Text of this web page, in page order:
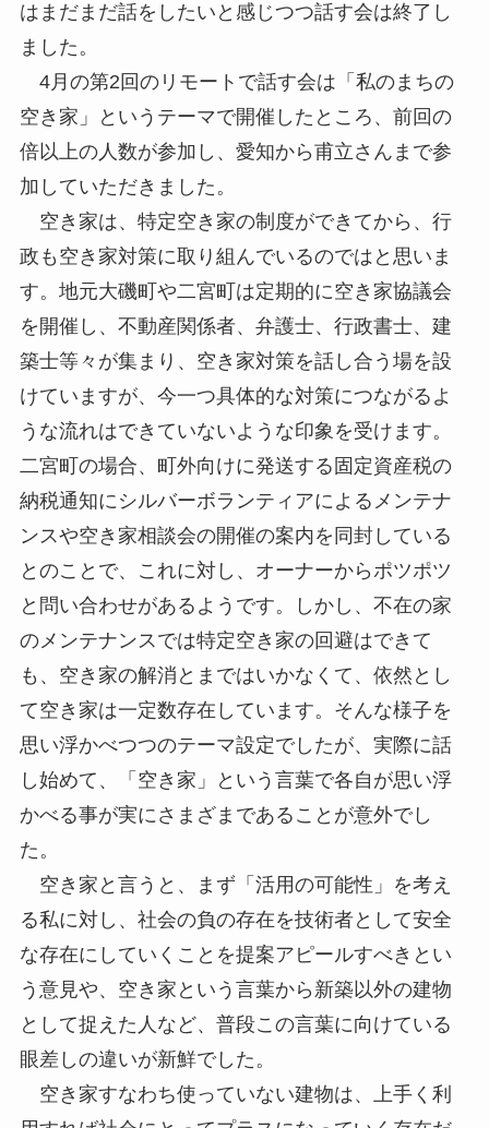
はまだまだ話をしたいと感じつつ話す会は終了し
ました。
4月の第2回のリモートで話す会は「私のまちの
空き家」というテーマで開催したところ、前回の
倍以上の人数が参加し、愛知から甫立さんまで参
加していただきました。
空き家は、特定空き家の制度ができてから、行
政も空き家対策に取り組んでいるのではと思いま
す。地元大磯町や二宮町は定期的に空き家協議会
を開催し、不動産関係者、弁護士、行政書士、建
築士等々が集まり、空き家対策を話し合う場を設
けていますが、今一つ具体的な対策につながるよ
うな流れはできていないような印象を受けます。
二宮町の場合、町外向けに発送する固定資産税の
納税通知にシルバーボランティアによるメンテナ
ンスや空き家相談会の開催の案内を同封している
とのことで、これに対し、オーナーからポツポツ
と問い合わせがあるようです。しかし、不在の家
のメンテナンスでは特定空き家の回避はできて
も、空き家の解消とまではいかなくて、依然とし
て空き家は一定数存在しています。そんな様子を
思い浮かべつつのテーマ設定でしたが、実際に話
し始めて、「空き家」という言葉で各自が思い浮
かべる事が実にさまざまであることが意外でし
た。
空き家と言うと、まず「活用の可能性」を考え
る私に対し、社会の負の存在を技術者として安全
な存在にしていくことを提案アピールすべきとい
う意見や、空き家という言葉から新築以外の建物
として捉えた人など、普段この言葉に向けている
眼差しの違いが新鮮でした。
空き家すなわち使っていない建物は、上手く利